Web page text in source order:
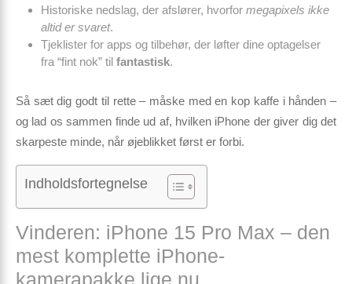
Historiske nedslag, der afslører, hvorfor megapixels ikke
altid er svaret.
Tjeklister for apps og tilbehør, der løfter dine optagelser
fra “fint nok” til fantastisk.
Så sæt dig godt til rette – måske med en kop kaffe i hånden –
og lad os sammen finde ud af, hvilken iPhone der giver dig det
skarpeste minde, når øjeblikket først er forbi.
Indholdsfortegnelse
Vinderen: iPhone 15 Pro Max – den
mest komplette iPhone-
kamerapakke lige nu